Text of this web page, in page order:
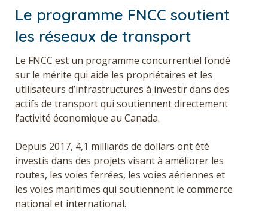
Le programme FNCC soutient
les réseaux de transport
Le FNCC est un programme concurrentiel fondé
sur le mérite qui aide les propriétaires et les
utilisateurs d’infrastructures à investir dans des
actifs de transport qui soutiennent directement
l’activité économique au Canada.
Depuis 2017, 4,1 milliards de dollars ont été
investis dans des projets visant à améliorer les
routes, les voies ferrées, les voies aériennes et
les voies maritimes qui soutiennent le commerce
national et international.